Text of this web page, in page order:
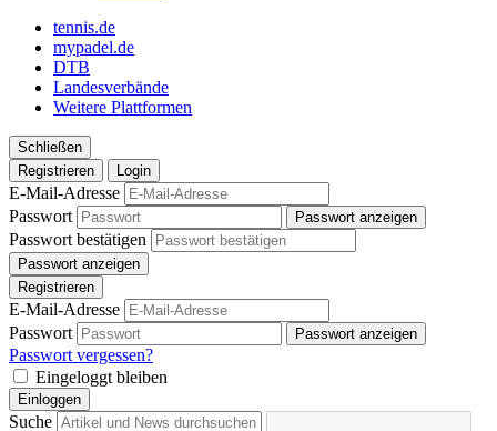
tennis.de
mypadel.de
DTB
Landesverbände
Weitere Plattformen
Schließen
Registrieren
Login
E-Mail-Adresse
Passwort
Passwort anzeigen
Passwort bestätigen
Passwort anzeigen
Registrieren
E-Mail-Adresse
Passwort
Passwort anzeigen
Passwort vergessen?
Eingeloggt bleiben
Einloggen
Suche